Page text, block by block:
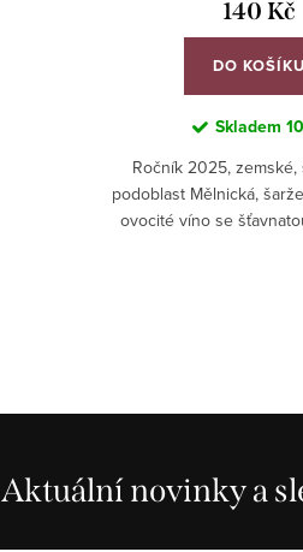
140 Kč
DO KOŠÍKU
Skladem
Ročník 2025, zemské,
podoblast Mělnická,
ovocité víno se
Aktuální novinky a